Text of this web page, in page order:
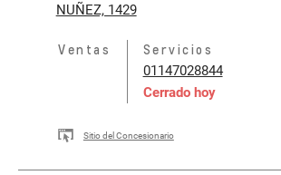
NUÑEZ, 1429
Ventas Servicios
01147028844
Cerrado hoy
Sitio del Concesionario